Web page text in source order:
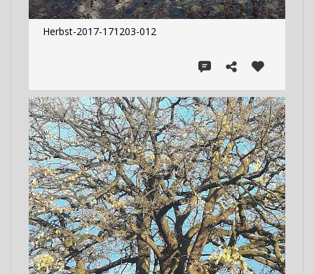
Herbst-2017-171203-012